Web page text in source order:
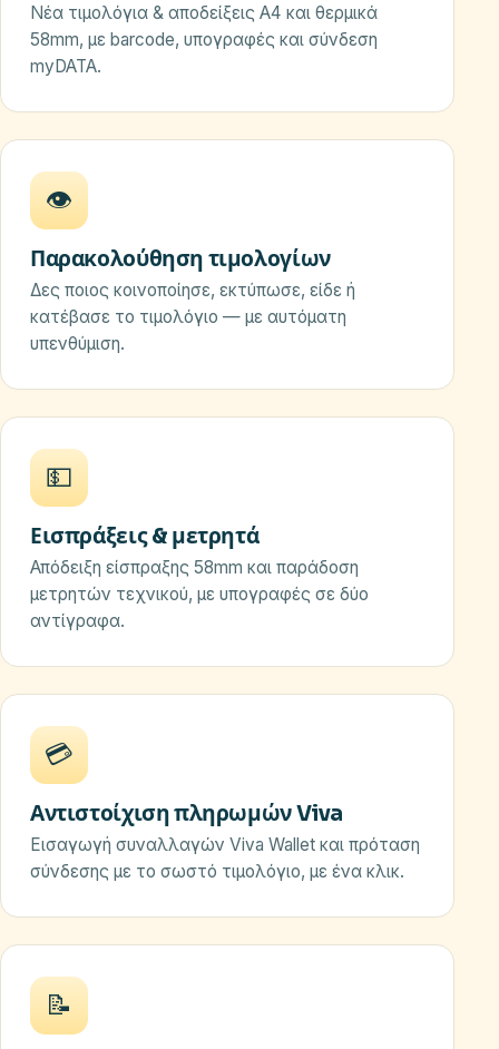
Νέα τιμολόγια & αποδείξεις A4 και θερμικά
58mm, με barcode, υπογραφές και σύνδεση
myDATA.
👁️
Παρακολούθηση τιμολογίων
Δες ποιος κοινοποίησε, εκτύπωσε, είδε ή
κατέβασε το τιμολόγιο — με αυτόματη
υπενθύμιση.
💵
Εισπράξεις & μετρητά
Απόδειξη είσπραξης 58mm και παράδοση
μετρητών τεχνικού, με υπογραφές σε δύο
αντίγραφα.
💳
Αντιστοίχιση πληρωμών Viva
Εισαγωγή συναλλαγών Viva Wallet και πρόταση
σύνδεσης με το σωστό τιμολόγιο, με ένα κλικ.
📝